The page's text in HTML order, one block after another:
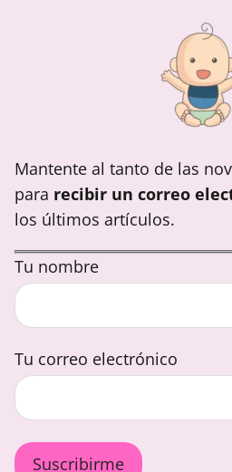
Mantente al tanto de las
para recibir un correo
los últimos artículos.
Tu nombre
Tu correo electrónico